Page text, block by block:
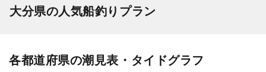
大分県の人気船釣りプラン
各都道府県の潮見表・タイドグラフ